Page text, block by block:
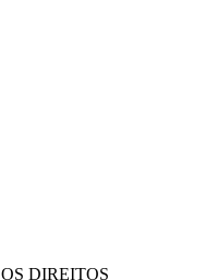
DIREITOS